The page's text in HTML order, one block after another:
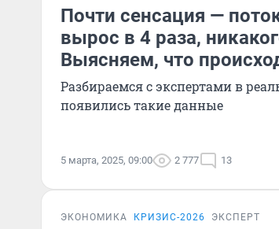
Почти сенсация —
вырос в 4 раза,
Выясняем, что
Разбираемся с экспертами в
появились такие данные
5 марта, 2025, 09:00 2 777 13
ЭКОНОМИКА КРИЗИС-2026 ЭКСПЕРТ